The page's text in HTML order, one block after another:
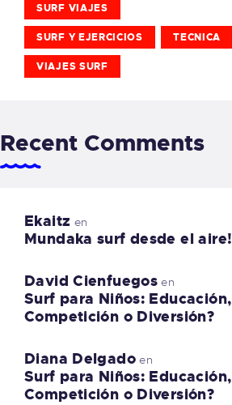
SURF VIAJES
SURF Y EJERCICIOS TECNICA
VIAJES SURF
Recent Comments
Ekaitz en
Mundaka surf desde el aire!
David Cienfuegos en
Surf para Niños: Educación,
Competición o Diversión?
Diana Delgadoen
Surf para Niños: Educación,
Competición o Diversión?